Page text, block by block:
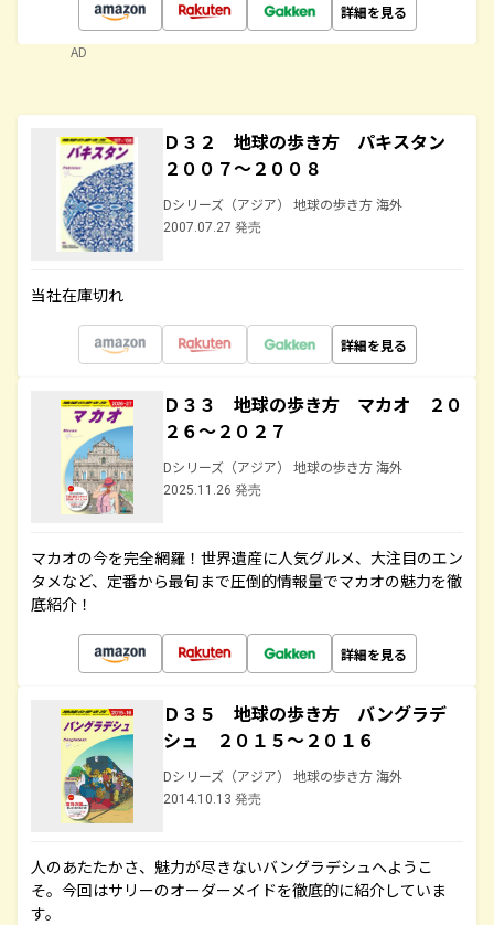
詳細を見る
AD
Ｄ３２ 地球の歩き方 パキスタン
２００７～２００８
Dシリーズ（アジア） 地球の歩き方 海外
2007.07.27 発売
当社在庫切れ
詳細を見る
Ｄ３３ 地球の歩き方 マカオ ２０
２６～２０２７
Dシリーズ（アジア） 地球の歩き方 海外
2025.11.26 発売
マカオの今を完全網羅！世界遺産に人気グルメ、大注目のエン
タメなど、定番から最旬まで圧倒的情報量でマカオの魅力を徹
底紹介！
詳細を見る
Ｄ３５ 地球の歩き方 バングラデ
シュ ２０１５～２０１６
Dシリーズ（アジア） 地球の歩き方 海外
2014.10.13 発売
人のあたたかさ、魅力が尽きないバングラデシュへようこ
そ。今回はサリーのオーダーメイドを徹底的に紹介していま
す。